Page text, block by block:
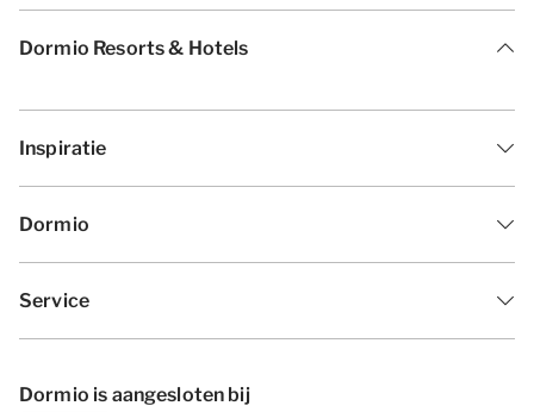
Dormio Resorts & Hotels
Inspiratie
Dormio
Service
Dormio is aangesloten bij